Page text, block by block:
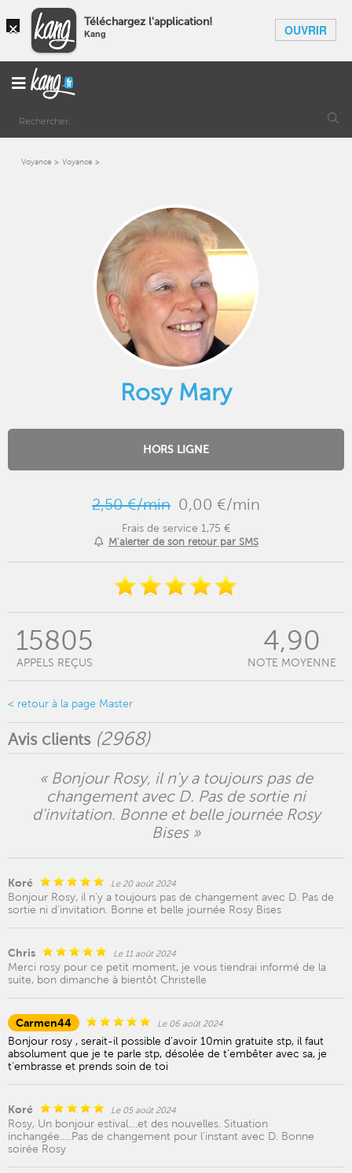
× Téléchargez l'application!
Kang OUVRIR
Voyance Voyance
Rosy Mary
HORS LIGNE
2,50 €/min 0,00 €/min
Frais de service 1,75 €
M'alerter de son retour par SMS
15805
APPELS REÇUS
4,90
NOTE MOYENNE
< retour à la page Master
Avis clients (2968)
« Bonjour Rosy, il n'y a toujours pas de
changement avec D. Pas de sortie ni
d'invitation. Bonne et belle journée Rosy
Bises »
Koré Le 20 août 2024
Bonjour Rosy, il n'y a toujours pas de changement avec D. Pas de
sortie ni d'invitation. Bonne et belle journée Rosy Bises
Chris Le 11 août 2024
Merci rosy pour ce petit moment, je vous tiendrai informé de la
suite, bon dimanche à bientôt Christelle
Carmen44 Le 06 août 2024
Bonjour rosy , serait-il possible d'avoir 10min gratuite stp, il faut
absolument que je te parle stp, désolée de t'embêter avec sa, je
t'embrasse et prends soin de toi
Koré Le 05 août 2024
Rosy, Un bonjour estival....et des nouvelles. Situation
inchangée.....Pas de changement pour l'instant avec D. Bonne
soirée Rosy